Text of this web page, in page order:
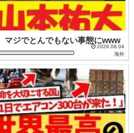
マジでとんでもない事態にwww
2026.08.04
海外